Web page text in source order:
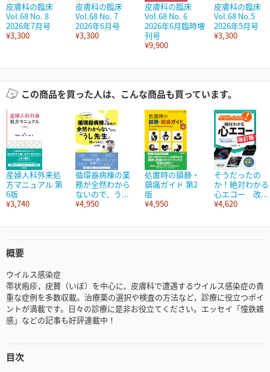
皮膚科の臨床
Vol.68 No. 8
2026年7月号
¥3,300
皮膚科の臨床
Vol.68 No. 7
2026年6月号
¥3,300
皮膚科の臨床
Vol.68 No. 6
2026年6月臨時増
刊号
¥9,900
皮膚科の臨床
Vol.68 No.5
2026年5月号
¥3,300
この商品を買った人は、こんな商品も買っています。
産婦人科外来処
方マニュアル 第
6版
¥3,740
循環器病棟の業
務が全然わから
ないので、う...
¥4,950
処置時の鎮静・
鎮痛ガイド 第2
版
¥4,950
そうだったの
か！絶対わかる
心エコー 改...
¥4,620
概要
ウイルス感染症
帯状疱疹，疣贅（いぼ）を中心に，皮膚科で遭遇するウイルス感染症の貴
重な症例を多数収載。治療薬の選択や検査の方法など，診療に役立つポイ
ントが満載です。日々の診療に是非お役立てください。エッセイ「憧鉄雑
感」などの記事も好評連載中！
目次